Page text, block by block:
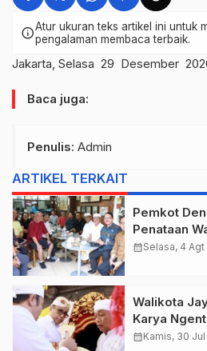
infoAtur ukuran teks artikel ini untuk
pengalaman membaca terbaik.
Jakarta, Selasa 29 Desember
Baca juga:
Penulis: Admin
ARTIKEL TERKAIT
Pemkot
Penataan
Mada Jadi
calendar_monthSelasa, 4 Agt
Walikota
Karya
Gunung
calendar_monthKamis, 30